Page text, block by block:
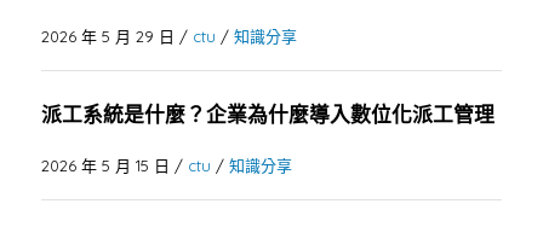
2026 年 5 月 29 日 / ctu / 知識分享
派工系統是什麼？企業為什麼導入數位化派工管理
2026 年 5 月 15 日 / ctu / 知識分享